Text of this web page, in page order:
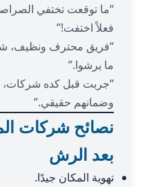
“ما توقعت تختفي
فعلاً اختفت!”
“فريق محترف ونظيف،
ما يرشوا.”
“جربت قبل كده شركات،
وضمانهم حقيقي.”
نصائح شركات
بعد الرش
تهوية المكان جيدًا.